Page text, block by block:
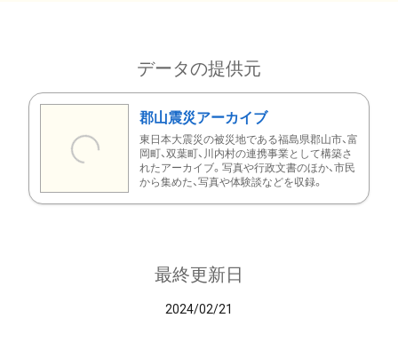
データの提供元
郡山震災アーカイブ
東日本大震災の被災地である福島県郡山市、富
岡町、双葉町、川内村の連携事業として構築さ
れたアーカイブ。写真や行政文書のほか、市民
から集めた、写真や体験談などを収録。
最終更新日
2024/02/21